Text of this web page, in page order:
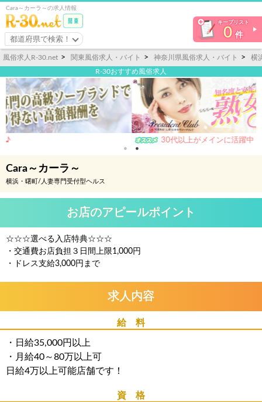
Cara～カーラ～の求人情報
都道府県で検索！
キープリスト
0 件
風俗求人R-30.net 関東風俗求人・バイト 神奈川県風俗求人・バイト
横
R-30おすすめ風俗求人
30代以上がメインに活躍中！
Cara～カーラ～
横浜・曙町/人妻専門受付型ヘルス
お店のアピールポイント
☆☆☆選べる入店特典☆☆☆
・交通費お店負担３日間上限1,000円
・ドレス支給3,000円まで
求人内容
給 料
・日給35,000円以上
・月給40～80万以上可
日給4万以上可能店舗です！
資 格